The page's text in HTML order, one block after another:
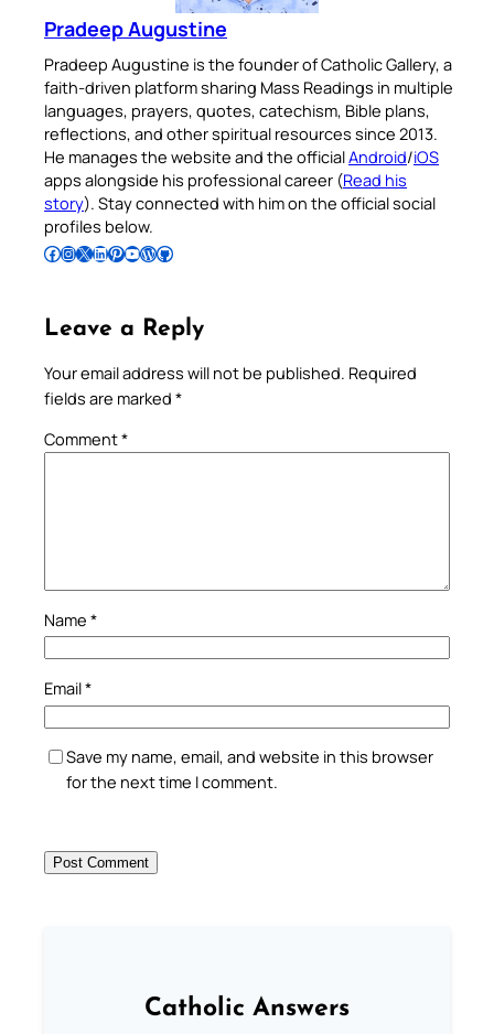
Pradeep Augustine
Pradeep Augustine is the founder of Catholic Gallery, a
faith-driven platform sharing Mass Readings in multiple
languages, prayers, quotes, catechism, Bible plans,
reflections, and other spiritual resources since 2013.
He manages the website and the officialAndroid/iOS
apps alongside his professional career (Read his
story). Stay connected with him on the official social
profiles below.
Follow Pradeep on Facebook Follow Pradeep on InstagramFollow Pradeep on X Follow Pradeep on LinkedIn Follow Pradeep on Pinterest Subscribe to Pradeep’s Youtube Channel Follow Pradeep on WordPress Follow Pradeep on GitHub
Leave a Reply
Your email address will not be published. Required
fields are marked *
Comment*
Name *
Email*
Save my name, email, and website in this browser
for the next time I comment.
Catholic Answers